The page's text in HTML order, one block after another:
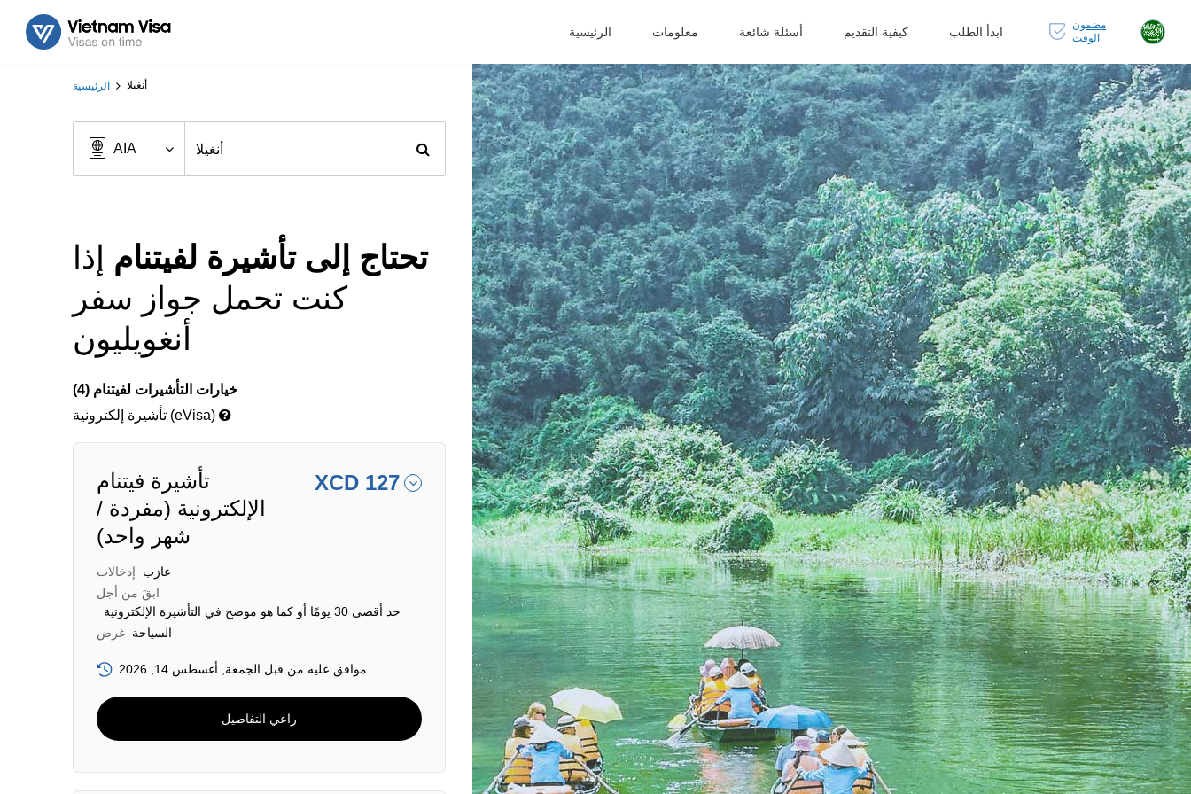
الرئيسية معلومات أسئلة شائعة كيفية التقديم ابدأ الطلب
مضمون
الوقت
الرئيسية أنغيلا
تحتاج إلى تأشيرة لفيتنام إذا
كنت تحمل جواز سفر
أنغويليون
خيارات التأشيرات لفيتنام (4)
تأشيرة إلكترونية (eVisa)
تأشيرة فيتنام
الإلكترونية (مفردة /
شهر واحد)
XCD 127
إدخالات
عازب
ابقَ من أجل
حد أقصى 30 يومًا أو كما هو موضح في التأشيرة الإلكترونية
غرض السياحة
موافق عليه من قبل الجمعة, أغسطس 14, 2026
راعي التفاصيل